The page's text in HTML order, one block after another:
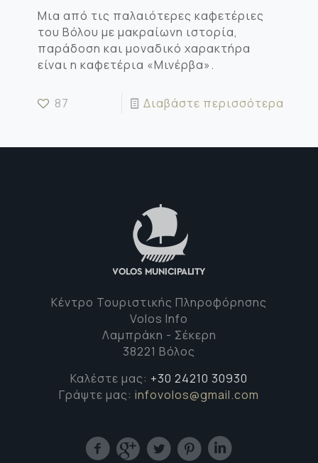
Μια από τις παλαιότερες καφετέριες
του Βόλου με μακραίωνη ιστορία,
παράδοση και μοναδικό χαρακτήρα
είναι η καφετέρια «Μινέρβα».
87 Διαβάστε περισσότερα
Κέντρο Τουριστικής Πληροφόρησης
Volos Info
Λαμπράκη - Σέκερη
38221 Βόλος
Καλέστε μας: +30 24210 30930
Γράψτε μας: infovolos@gmail.com